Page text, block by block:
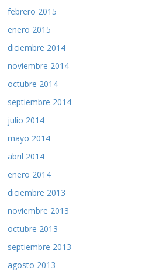
febrero 2015
enero 2015
diciembre 2014
noviembre 2014
octubre 2014
septiembre 2014
julio 2014
mayo 2014
abril 2014
enero 2014
diciembre 2013
noviembre 2013
octubre 2013
septiembre 2013
agosto 2013